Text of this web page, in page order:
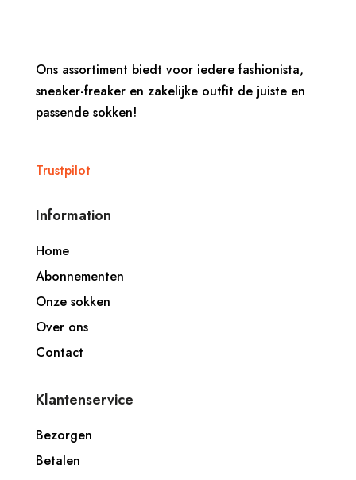
Ons assortiment biedt voor iedere fashionista,
sneaker-freaker en zakelijke outfit de juiste en
passende sokken!
Trustpilot
Information
Home
Abonnementen
Onze sokken
Over ons
Contact
Klantenservice
Bezorgen
Betalen